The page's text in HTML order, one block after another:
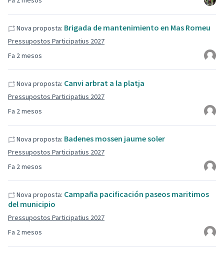
Fa 2 mesos
Nova proposta: Brigada de mantenimiento en Mas Romeu
Pressupostos Participatius 2027
Fa 2 mesos
Nova proposta: Canvi arbrat a la platja
Pressupostos Participatius 2027
Fa 2 mesos
Nova proposta: Badenes mossen jaume soler
Pressupostos Participatius 2027
Fa 2 mesos
Nova proposta: Campaña pacificación paseos maritimos
del municipio
Pressupostos Participatius 2027